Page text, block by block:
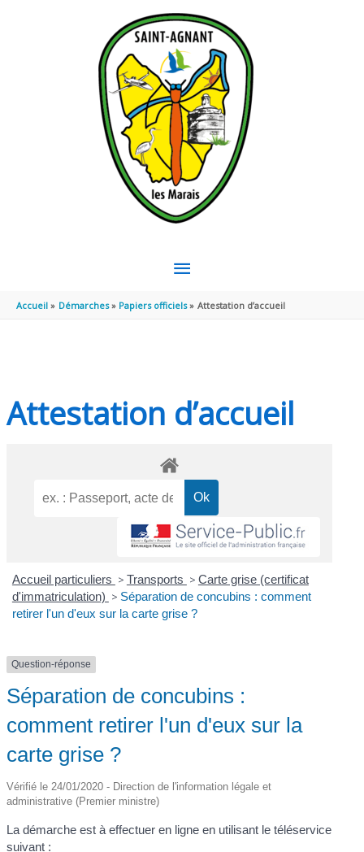
MENU
PRINCIPAL
Accueil Démarches Papiers officiels Attestation d’accueil
Attestation d’accueil
Accueil particuliers > Transports > Carte grise (certificat
d'immatriculation) > Séparation de concubins : comment
retirer l'un d'eux sur la carte grise ?
Question-réponse
Séparation de concubins :
comment retirer l'un d'eux sur la
carte grise ?
Vérifié le 24/01/2020 - Direction de l'information légale et
administrative (Premier ministre)
La démarche est à effectuer en ligne en utilisant le téléservice
suivant :